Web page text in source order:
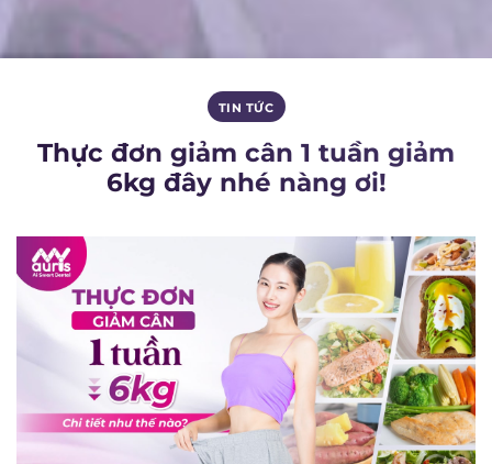
TIN TỨC
Thực đơn giảm cân 1 tuần giảm
6kg đây nhé nàng ơi!